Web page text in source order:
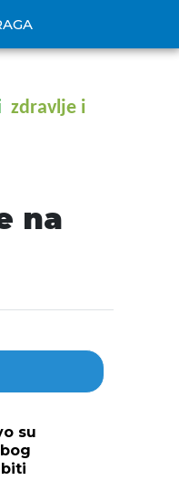
zdravlje i
na
su